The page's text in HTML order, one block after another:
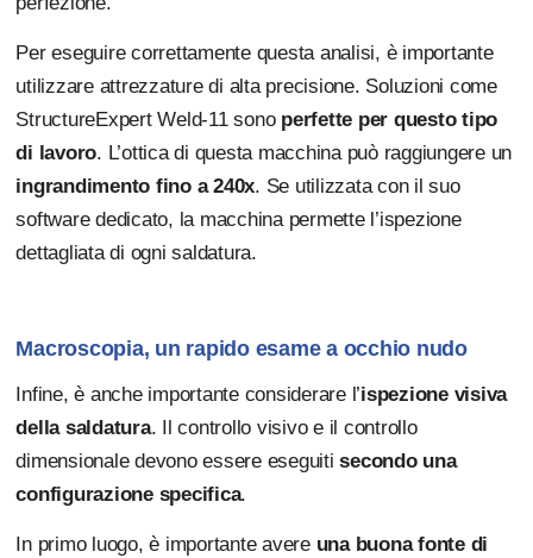
Per eseguire correttamente questa analisi, è importante
utilizzare attrezzature di alta precisione. Soluzioni come
StructureExpert Weld-11 sono perfette per questo tipo
di lavoro. L’ottica di questa macchina può raggiungere un
ingrandimento fino a 240x. Se utilizzata con il suo
software dedicato, la macchina permette l’ispezione
dettagliata di ogni saldatura.
Macroscopia, un rapido esame a occhio nudo
Infine, è anche importante considerare l’ispezione visiva
della saldatura. Il controllo visivo e il controllo
dimensionale devono essere eseguitisecondo una
configurazione specifica.
In primo luogo, è importante avere una buona fonte di